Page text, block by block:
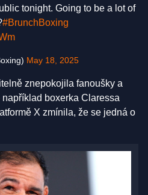
tonight. Going to be a lot of
#BrunchBoxing
May 18, 2025
znepokojila fanoušky a
boxerka Claressa
X zmínila, že se jedná o